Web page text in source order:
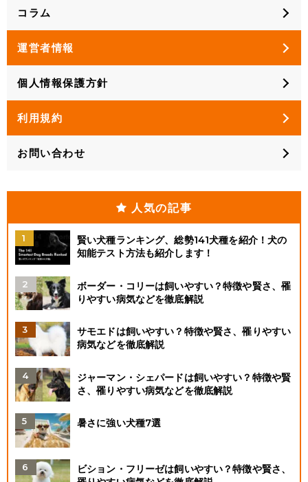
コラム
運営者情報
個人情報保護方針
利用規約
お問い合わせ
人気の記事
賢い犬種ランキング、総勢141犬種を紹介！犬の
知能テスト方法も紹介します！
ボーダー・コリーは飼いやすい？特徴や賢さ、罹
りやすい病気などを徹底解説
サモエドは飼いやすい？特徴や賢さ、罹りやすい
病気などを徹底解説
ジャーマン・シェパードは飼いやすい？特徴や賢
さ、罹りやすい病気などを徹底解説
暑さに強い犬種7選
ビション・フリーゼは飼いやすい？特徴や賢さ、